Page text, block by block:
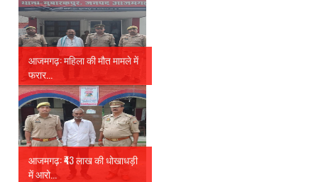
आजमगढ़: महिला की मौत मामले में
फरार...
आजमगढ़: ₹43 लाख की धोखाधड़ी
में आरो...